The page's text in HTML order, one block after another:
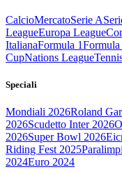
CalcioMercatoSerie A
LeagueEuropa League
ItalianaFormula 1Formula
CupNations League
Speciali
Mondiali 2026Roland
2026Scudetto Inter 2026
2026Super Bowl 2026
Riding Fest 2025
2024Euro 2024